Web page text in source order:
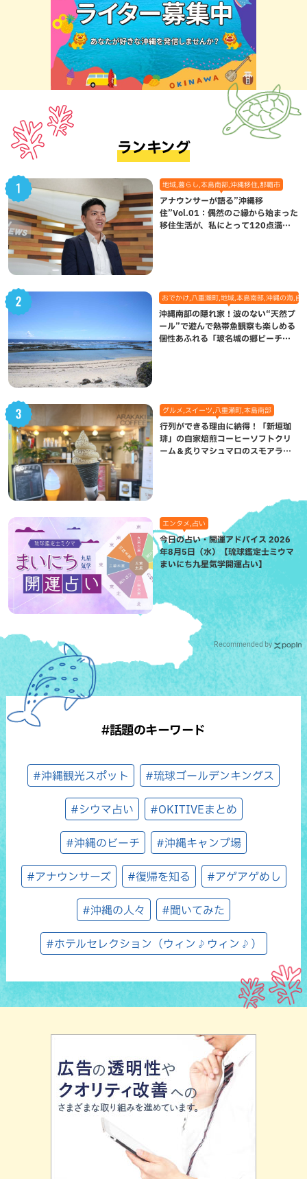
ランキング
地域,暮らし,本島南部,沖縄移住,那覇市
アナウンサーが語る”沖縄移
住”Vol.01：偶然のご縁から始まった
移住生活が、私にとって120点満点
おでかけ,八重瀬町,地域,本島南部,沖縄の海,自
沖縄南部の隠れ家！波のない“天然プ
ール”で遊んで熱帯魚観察も楽しめる
個性あふれる「玻名城の郷ビーチ」
グルメ,スイーツ,八重瀬町,本島南部
行列ができる理由に納得！「新垣珈
琲」の自家焙煎コーヒーソフトクリ
ーム＆炙りマシュマロのスモアラテ
エンタメ,占い
今日の占い・開運アドバイス 2026
年8月5日（水）【琉球鑑定士ミウマ
まいにち九星気学開運占い】
Recommended by
#話題のキーワード
#沖縄観光スポット #琉球ゴールデンキングス
#シウマ占い #OKITIVEまとめ
#沖縄のビーチ #沖縄キャンプ場
#アナウンサーズ #復帰を知る #アゲアゲめし
#沖縄の人々 #聞いてみた
#ホテルセレクション（ウィン♪ウィン♪）